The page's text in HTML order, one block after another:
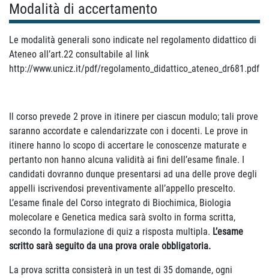
Modalità di accertamento
Le modalità generali sono indicate nel regolamento didattico di
Ateneo all’art.22 consultabile al link
http://www.unicz.it/pdf/regolamento_didattico_ateneo_dr681.pdf
Il corso prevede 2 prove in itinere per ciascun modulo; tali prove
saranno accordate e calendarizzate con i docenti. Le prove in
itinere hanno lo scopo di accertare le conoscenze maturate e
pertanto non hanno alcuna validità ai fini dell’esame finale. I
candidati dovranno dunque presentarsi ad una delle prove degli
appelli iscrivendosi preventivamente all’appello prescelto.
L’esame finale del Corso integrato di Biochimica, Biologia
molecolare e Genetica medica sarà svolto in forma scritta,
secondo la formulazione di quiz a risposta multipla. L’esame
scritto sarà seguito da una prova orale obbligatoria.
La prova scritta consisterà in un test di 35 domande, ogni